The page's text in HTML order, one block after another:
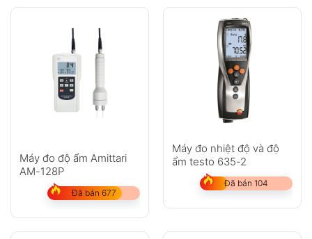
Máy đo độ ẩm Amittari
AM-128P
Đã bán 677
Máy đo nhiệt độ và độ
ẩm testo 635-2
Đã bán 104